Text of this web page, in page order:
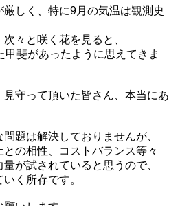
しく、特に9月の気温は観測史
々と咲く花を見ると、
斐があったように思えてきま
守って頂いた皆さん、本当にあ
題は解決しておりませんが、
の相性、コストバランス等々
が試されていると思うので、
く所存です。